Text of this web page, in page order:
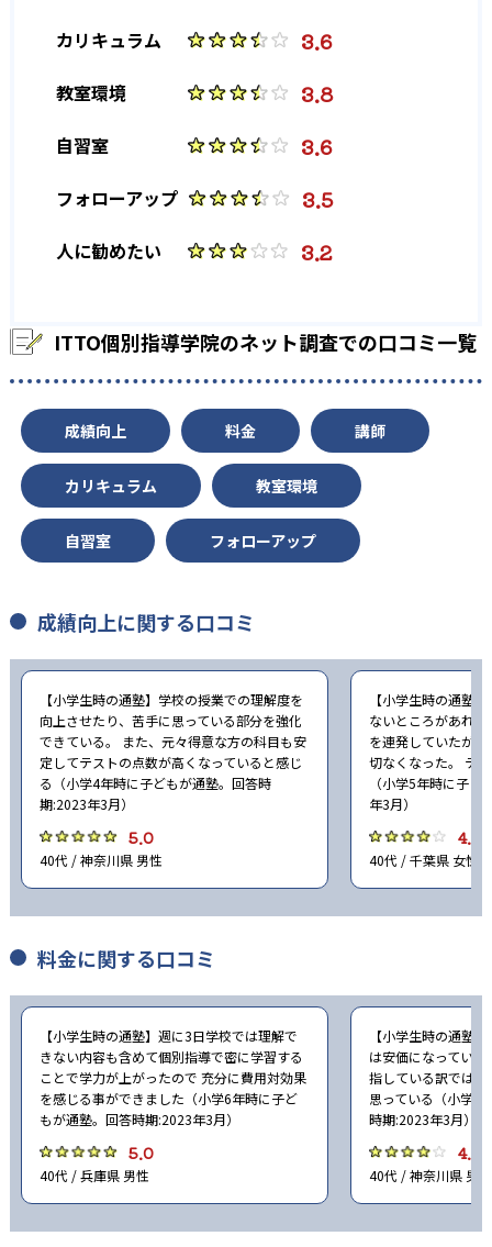
カリキュラム 3.6
教室環境 3.8
自習室 3.6
フォローアップ 3.5
人に勧めたい 3.2
ITTO個別指導学院のネット調査での口コミ一覧
成績向上 料金 講師
カリキュラム 教室環境
自習室 フォローアップ
成績向上に関する口コミ
【小学生時の通塾】学校の授業での理解度を
向上させたり、苦手に思っている部分を強化
できている。 また、元々得意な方の科目も安
定してテストの点数が高くなっていると感じ
る（小学4年時に子どもが通塾。回答時
期:2023年3月）
5.0
40代 / 神奈川県 男性
【小学生時の通塾
ないところがあれ
を連発していたが
切なくなった。 テ
（小学5年時に子
年3月）
4.0
40代 / 千葉県 女性
料金に関する口コミ
【小学生時の通塾】週に3日学校では理解で
きない内容も含めて個別指導で密に学習する
ことで学力が上がったので 充分に費用対効果
を感じる事ができました（小学6年時に子ど
もが通塾。回答時期:2023年3月）
5.0
40代 / 兵庫県 男性
【小学生時の通塾
は安価になってい
指している訳では
思っている（小学4
時期:2023年3月）
4.0
40代 / 神奈川県 男性